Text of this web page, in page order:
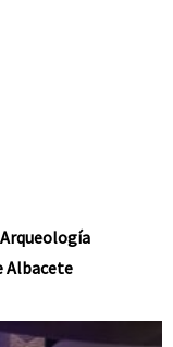
Arqueología
Albacete